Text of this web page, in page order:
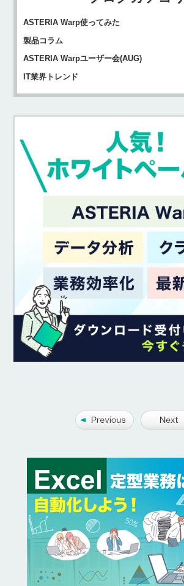
ASTERIA Warp使ってみた
製品コラム
ASTERIA Warpユーザー会(AUG)
IT業界トレンド